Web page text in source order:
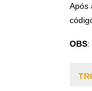
Após
OBS: